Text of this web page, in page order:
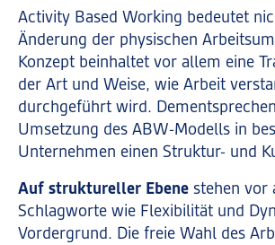
Activity Based Working bedeutet
Änderung der physischen
Konzept beinhaltet vor allem eine
der Art und Weise, wie Arbeit
durchgeführt wird.
Umsetzung des ABW-Modells in
Unternehmen einen Struktur- und
Auf struktureller Ebene stehen vor
Schlagworte wie Flexibilität und
Vordergrund. Die freie Wahl des